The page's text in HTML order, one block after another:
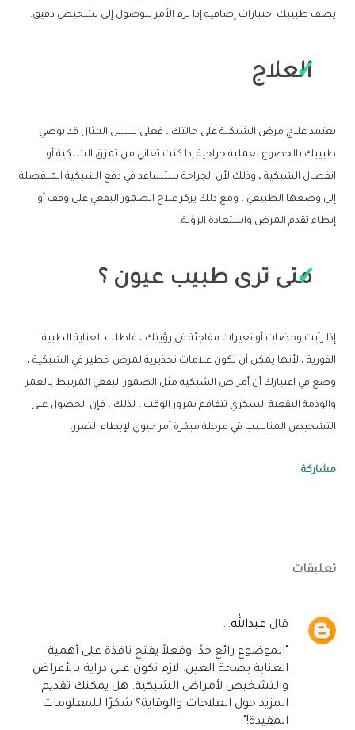
يصف طبيبك اختبارات إضافية إذا لزم الأمر للوصول إلى تشخيص دقيق.
العلاج
يعتمد علاج مرض الشبكية على حالتك ، فعلى سبيل المثال قد يوصي
طبيبك بالخضوع لعملية جراحية إذا كنت تعاني من تمزق الشبكية أو
انفصال الشبكية ، وذلك لأن الجراحة ستساعد في دفع الشبكية المنفصلة
إلى وضعها الطبيعي ، ومع ذلك يركز علاج الضمور البقعي على وقف أو
إبطاء تقدم المرض واستعادة الرؤية.
متى ترى طبيب عيون ؟
إذا رأيت ومضات أو تغيرات مفاجئة في رؤيتك ، فاطلب العناية الطبية
الفورية ، لأنها يمكن أن تكون علامات تحذيرية لمرض خطير في الشبكية ،
وضع في اعتبارك أن أمراض الشبكية مثل الضمور البقعي المرتبط بالعمر
والوذمة البقعية السكري تتفاقم بمرور الوقت ، لذلك ، فإن الحصول على
التشخيص المناسب في مرحلة مبكرة أمر حيوي لإبطاء الضرر.
مشاركة
تعليقات
‏قال عبدالله…
"الموضوع رائع جدًا وفعلاً يفتح نافذة على أهمية
العناية بصحة العين. لازم نكون على دراية بالأعراض
والتشخيص لأمراض الشبكية. هل يمكنك تقديم
المزيد حول العلاجات والوقاية؟ شكرًا للمعلومات
المفيدة!"